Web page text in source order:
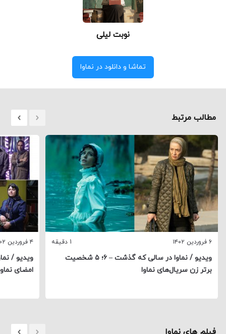
نوبت لیلی
تماشا و دانلود در نماوا
مطالب مرتبط
۶ فروردین ۱۴۰۲ 1 دقیقه
ویدیو / نماوا در سالی که گذشت – ۶؛ ۵ شخصیت
برتر زن سریال‌های نماوا
۴ فروردین ۱۴۰۲
امضای